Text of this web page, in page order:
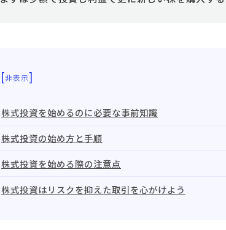
[非表示]
株式投資を始めるのに必要な事前知識
株式投資の始め方と手順
株式投資を始める際の注意点
株式投資はリスクを抑えた取引を心がけよう